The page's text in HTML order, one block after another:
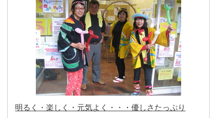
明るく・楽しく・元気よく・・・優しさたっぷり